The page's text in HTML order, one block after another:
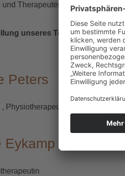
Therapeuten sind in
unseres Teamsstellen wir
Peters
Physiotherapeutin
Eykamp